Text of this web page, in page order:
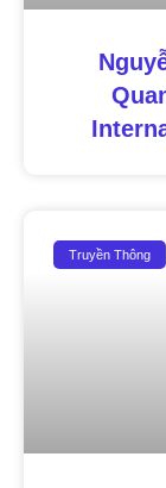
Truyền Thông